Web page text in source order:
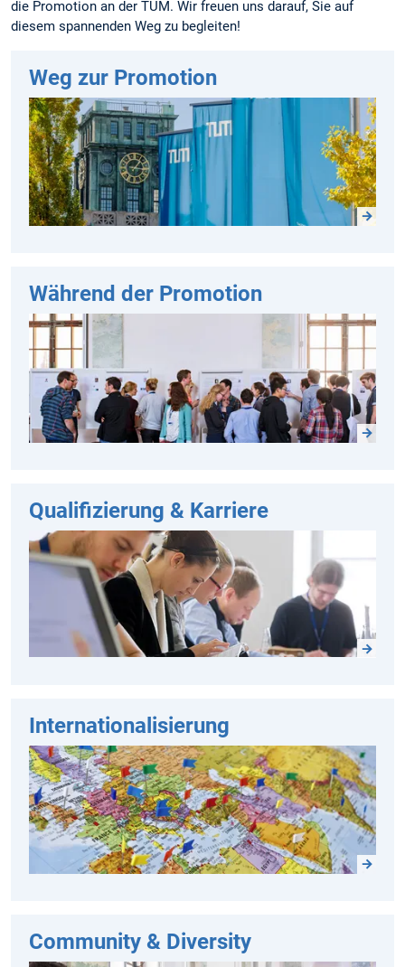
die Promotion an der TUM. Wir freuen uns darauf, Sie auf
diesem spannenden Weg zu begleiten!
Weg zur Promotion
Während der Promotion
Qualifizierung & Karriere
Internationalisierung
Community & Diversity